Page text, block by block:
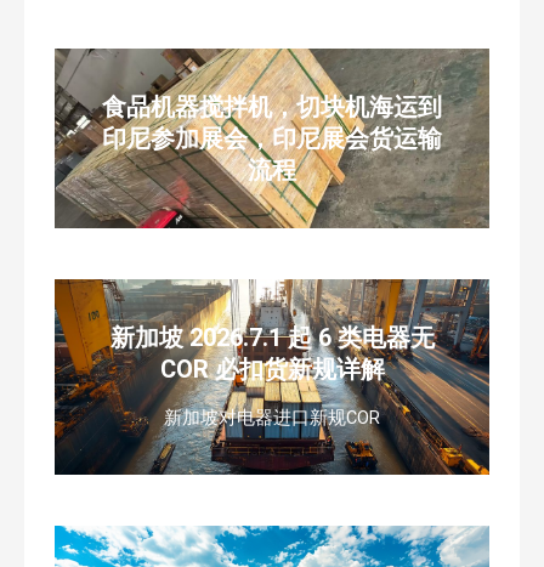
食品机器搅拌机，切块机海运到
印尼参加展会，印尼展会货运输
流程
新加坡 2026.7.1 起 6 类电器无
COR 必扣货新规详解
新加坡对电器进口新规COR